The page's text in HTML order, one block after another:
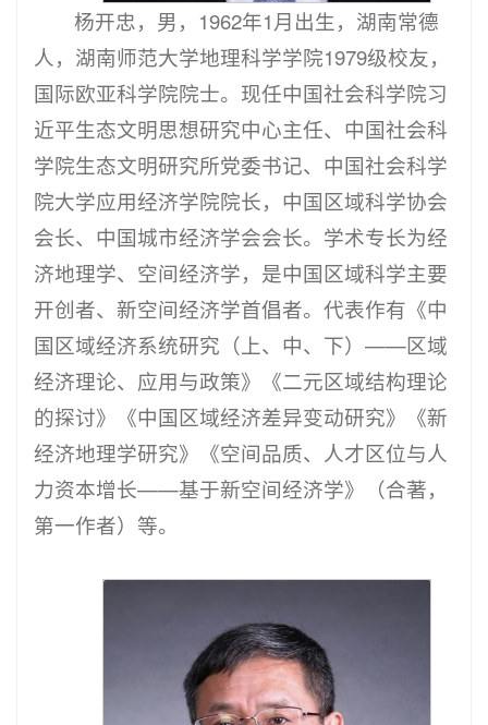
杨开忠，男，1962年1月出生，湖南常德
人，湖南师范大学地理科学学院1979级校友，
国际欧亚科学院院士。现任中国社会科学院习
近平生态文明思想研究中心主任、中国社会科
学院生态文明研究所党委书记、中国社会科学
院大学应用经济学院院长，中国区域科学协会
会长、中国城市经济学会会长。学术专长为经
济地理学、空间经济学，是中国区域科学主要
开创者、新空间经济学首倡者。代表作有《中
国区域经济系统研究（上、中、下）——区域
经济理论、应用与政策》《二元区域结构理论
的探讨》《中国区域经济差异变动研究》《新
经济地理学研究》《空间品质、人才区位与人
力资本增长——基于新空间经济学》（合著，
第一作者）等。